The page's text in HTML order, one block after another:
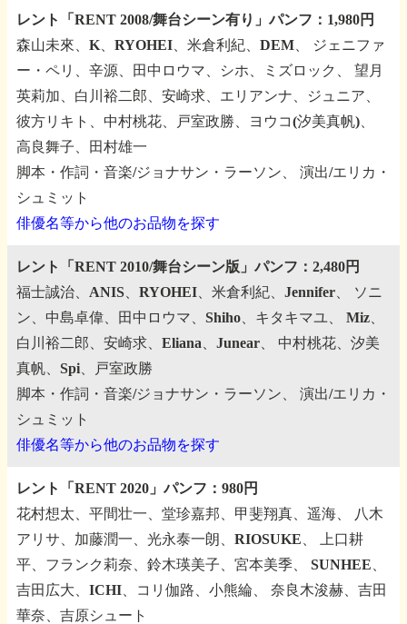
レント「RENT 2008/舞台シーン有り」パンフ：1,980円
森山未來、K、RYOHEI、米倉利紀、DEM、
ジェニファ
ー・ペリ、辛源、田中ロウマ、シホ、ミズロック、
望月
英莉加、白川裕二郎、安崎求、エリアンナ、ジュニア、
彼方リキト、中村桃花、戸室政勝、ヨウコ(汐美真帆)、
高良舞子、田村雄一
脚本・作詞・音楽/ジョナサン・ラーソン、
演出/エリカ・
シュミット
俳優名等から他のお品物を探す
レント「RENT 2010/舞台シーン版」パンフ：2,480円
福士誠治、ANIS、RYOHEI、米倉利紀、Jennifer、
ソニ
ン、中島卓偉、田中ロウマ、Shiho、キタキマユ、
Miz、
白川裕二郎、安崎求、Eliana、Junear、
中村桃花、汐美
真帆、Spi、戸室政勝
脚本・作詞・音楽/ジョナサン・ラーソン、
演出/エリカ・
シュミット
俳優名等から他のお品物を探す
レント「RENT 2020」パンフ：980円
花村想太、平間壮一、堂珍嘉邦、甲斐翔真、遥海、
八木
アリサ、加藤潤一、光永泰一朗、RIOSUKE、
上口耕
平、フランク莉奈、鈴木瑛美子、宮本美季、
SUNHEE、
吉田広大、ICHI、コリ伽路、小熊綸、
奈良木浚赫、吉田
華奈、吉原シュート